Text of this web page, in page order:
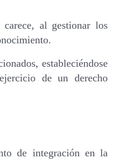
al gestionar los
estableciéndose
de un derecho
de integración en la